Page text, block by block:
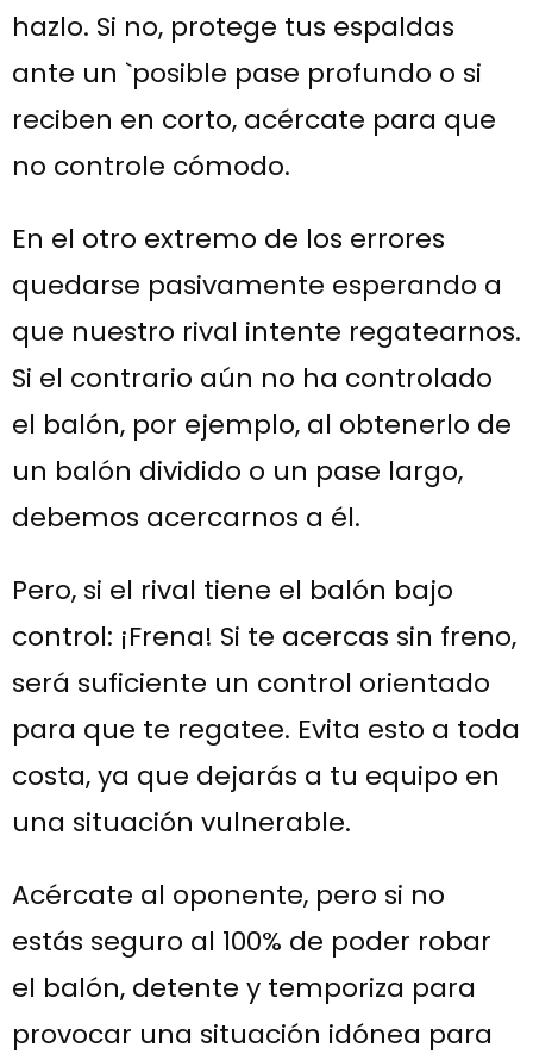
hazlo. Si no, protege tus espaldas
ante un `posible pase profundo o si
reciben en corto, acércate para que
no controle cómodo.
En el otro extremo de los errores
quedarse pasivamente esperando a
que nuestro rival intente regatearnos.
Si el contrario aún no ha controlado
el balón, por ejemplo, al obtenerlo de
un balón dividido o un pase largo,
debemos acercarnos a él.
Pero, si el rival tiene el balón bajo
control: ¡Frena! Si te acercas sin freno,
será suficiente un control orientado
para que te regatee. Evita esto a toda
costa, ya que dejarás a tu equipo en
una situación vulnerable.
Acércate al oponente, pero si no
estás seguro al 100% de poder robar
el balón, detente y temporiza para
provocar una situación idónea para